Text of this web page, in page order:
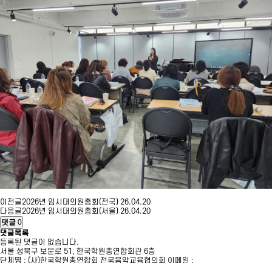
이전글2026년 임시대의원총회(전국) 26.04.20
다음글2026년 임시대의원총회(서울) 26.04.20
댓글 0
댓글목록
등록된 댓글이 없습니다.
서울 성북구 보문로 51, 한국학원총연합회관 6층
단체명 : (사)한국학원총연합회 전국음악교육협의회 이메일 :